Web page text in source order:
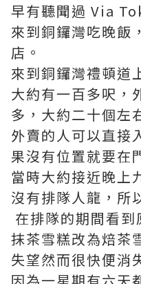
早有聽聞過 Via
來到銅鑼灣吃晚飯
店。
來到銅鑼灣禮頓道
大約有一百多呎，
多，大約二十個左
外賣的人可以直接
果沒有位置就要在
當時大約接近晚上
沒有排隊人龍，所
在排隊的期間看
抹茶雪糕改為焙茶
失望然而很快便消